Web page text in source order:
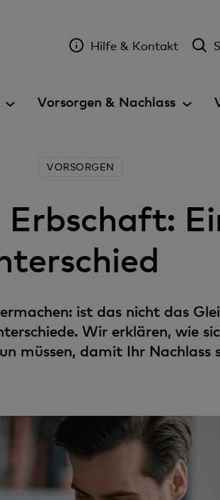
Hilfe & Kontakt
Vorsorgen & Nachlass
VORSORGEN
ist das nicht das
Wir erklären, wie
müssen, damit Ihr Nachlass